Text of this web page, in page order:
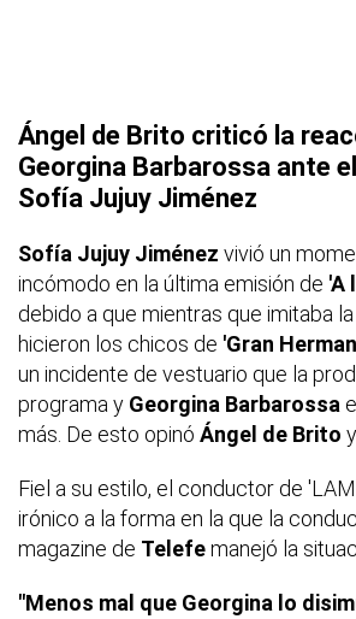
Ángel de Brito criticó la
Georgina Barbarossa ante
Sofía Jujuy Jiménez
Sofía Jujuy Jiménez vivió un
incómodo en la última emisión de 'A
debido a que mientras que imitaba
hicieron los chicos de 'Gran
un incidente de vestuario que la
programa y Georgina Barbarossa
más. De esto opinó Ángel de Brito
Fiel a su estilo, el conductor de
irónico a la forma en la que la
magazine de Telefemanejó la
"Menos mal que Georgina lo